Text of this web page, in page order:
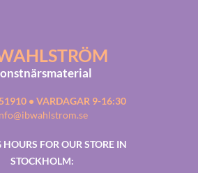
• VARDAGAR 9-16:30
FOR OUR STORE IN
STOCKHOLM: